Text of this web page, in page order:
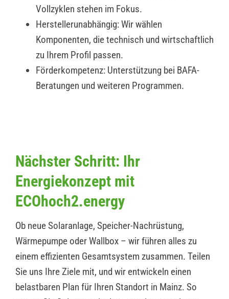
Vollzyklen stehen im Fokus.
Herstellerunabhängig: Wir wählen
Komponenten, die technisch und wirtschaftlich
zu Ihrem Profil passen.
Förderkompetenz: Unterstützung bei BAFA-
Beratungen und weiteren Programmen.
Nächster Schritt: Ihr
Energiekonzept mit
ECOhoch2.energy
Ob neue Solaranlage, Speicher-Nachrüstung,
Wärmepumpe oder Wallbox – wir führen alles zu
einem effizienten Gesamtsystem zusammen. Teilen
Sie uns Ihre Ziele mit, und wir entwickeln einen
belastbaren Plan für Ihren Standort in Mainz. So